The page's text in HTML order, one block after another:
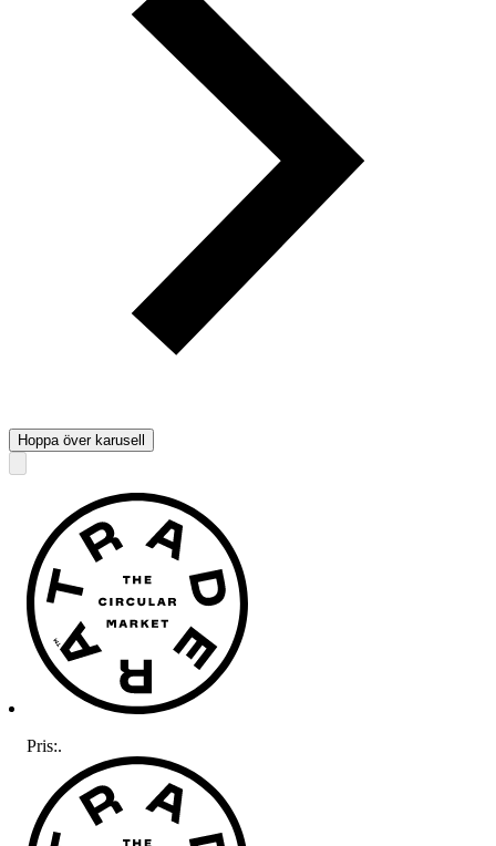
Hoppa över karusell
Pris:.